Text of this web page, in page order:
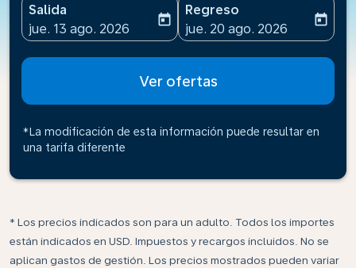
Salida
fc-booking-departure-date-aria-label
jue. 13 ago. 2026
today
Regreso
fc-booking-return-date-
jue. 20 ago. 2026
today
Ver ofertas
*La modificación de esta información puede resultar en
una tarifa diferente
* Los precios indicados son para un adulto. Todos los importes
están indicados en USD. Impuestos y recargos incluidos. No se
aplican gastos de gestión. Los precios mostrados pueden variar